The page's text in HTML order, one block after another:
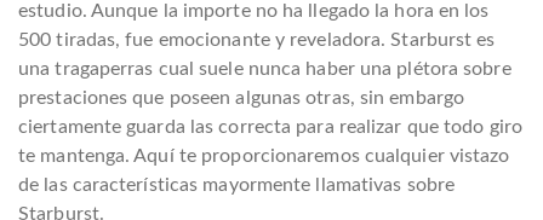
estudio. Aunque la importe no ha llegado la hora en los
500 tiradas, fue emocionante y reveladora. Starburst es
una tragaperras cual suele nunca haber una plétora sobre
prestaciones que poseen algunas otras, sin embargo
ciertamente guarda las correcta para realizar que todo giro
te mantenga. Aquí te proporcionaremos cualquier vistazo
de las características mayormente llamativas sobre
Starburst.